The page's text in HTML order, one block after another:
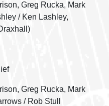
Greg Rucka, Mark
/ Ken Lashley,
Greg Rucka, Mark
/ Rob Stull